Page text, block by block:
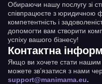
Обираючи нашу послугу зі
співпрацюєте з юридичною
компетентність і
допомогти вам створити
успіху вашого бізнесу!
Контактна
Якщо ви хочете стати
можете зв’язатися з нами
support@manimama.eu.